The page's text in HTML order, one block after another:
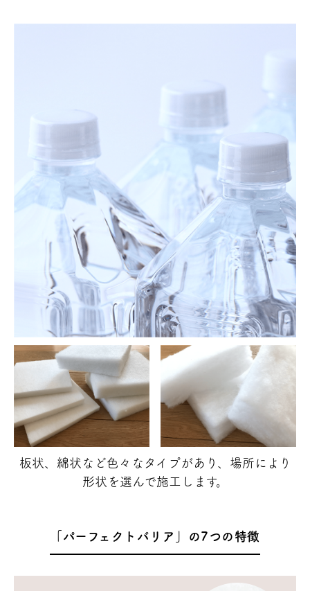
板状、綿状など色々なタイプがあり、場所により
形状を選んで施工します。
「パーフェクトバリア」の7つの特徴